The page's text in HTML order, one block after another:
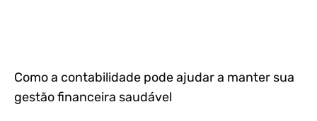
Como a contabilidade pode ajudar a manter sua
gestão financeira saudável